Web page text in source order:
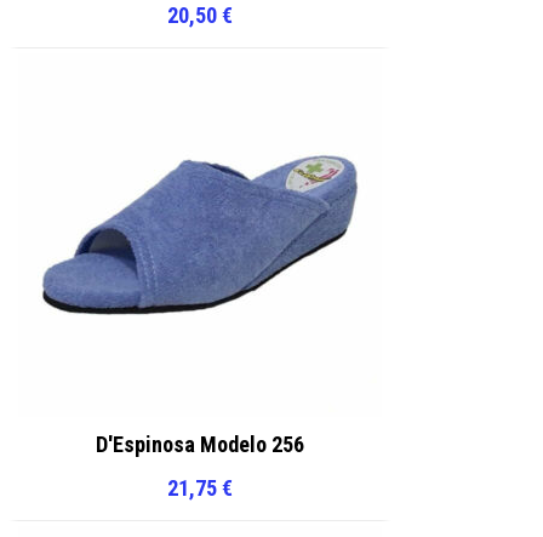
20,50€
D'Espinosa Modelo 256
21,75€